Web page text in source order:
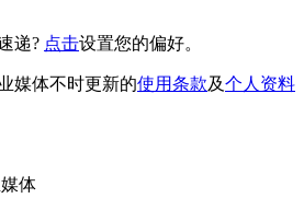
递? 点击设置您的偏好。
媒体不时更新的使用条款及个人资料
体